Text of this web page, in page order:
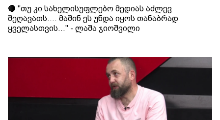
🔴 "თუ კი სახელისუფლებო მედიას აძლევ
შეღავათს.... მაშინ ეს უნდა იყოს თანაბრად
ყველასთვის..." - ლაშა ჯიოშვილი